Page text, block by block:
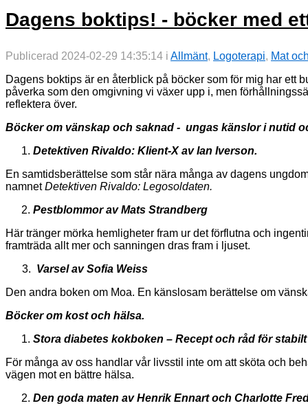
Dagens boktips! - böcker med
Publicerad 2024-02-29 14:35:14 i Allmänt, Logoterapi, Mat
Dagens boktips är en återblick på böcker som för mig har ett
påverka som den omgivning vi växer upp i, men
reflektera över.
Böcker om vänskap och saknad - ungas känslor i nutid
Detektiven Rivaldo: Klient-X av Ian Iverson.
En samtidsberättelse som står nära många av dagens
namnetDetektiven Rivaldo: Legosoldaten.
Pestblommor av Mats Strandberg
Här tränger mörka hemligheter fram ur det förflutna och
framträda allt mer och sanningen dras fram i ljuset.
3. Varsel av Sofia Weiss
Den andra boken om Moa. En känslosam berättelse om
Böcker om kost och hälsa.
Stora diabetes kokboken – Recept och råd för
För många av oss handlar vår livsstil inte om att sköta och
vägen mot en bättre hälsa.
Den goda maten avHenrik Ennartoch Charlotte